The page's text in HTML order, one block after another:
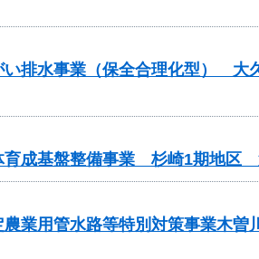
い排水事業（保全合理化型）
育成基盤整備事業 杉崎1期地区
業用管水路等特別対策事業木